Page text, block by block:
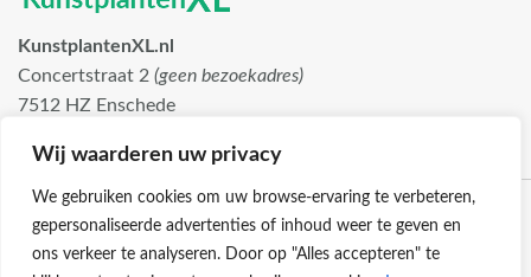
Wij waarderen uw privacy
We gebruiken cookies om uw browse-ervaring te verbeteren,
gepersonaliseerde advertenties of inhoud weer te geven en
ons verkeer te analyseren. Door op "Alles accepteren" te
KunstplantenXL.nl
Concertstraat 2 (geen bezoekadres)
7512 HZ Enschede